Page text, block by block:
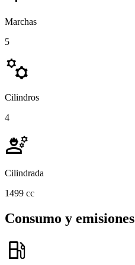
Marchas
5
manufacturing
Cilindros
4
engineering
Cilindrada
1499 cc
Consumo y emisiones
local_gas_station